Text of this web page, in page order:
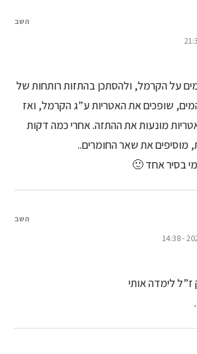
על הקרמל, ולהסתכן בהתזות רותחות של
שופכים את האטריות ע”ג הקרמל, ואז
מונעות את ההתזה. אחרי כמה דקות
מוסיפים את שאר החומרים..
בסיר אחד 🙂
השב
ז”ל לימדה אותי
השב